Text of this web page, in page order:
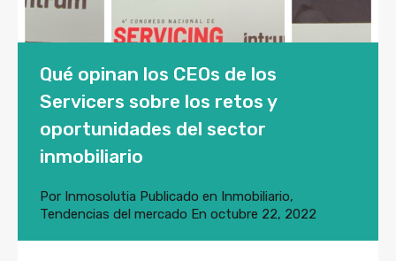
Qué opinan los CEOs de los
Servicers sobre los retos y
oportunidades del sector
inmobiliario
Por Inmosolutia Publicado en Inmobiliario,
Tendencias del mercado En octubre 22, 2022